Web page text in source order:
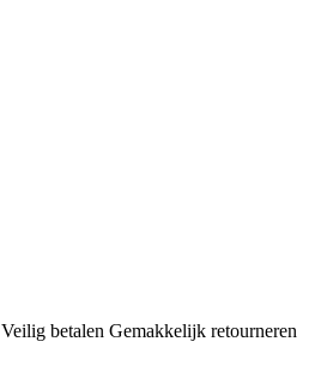
Veilig betalen Gemakkelijk retourneren